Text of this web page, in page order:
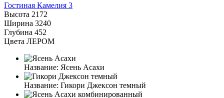
Гостиная Камелия 3
Высота 2172
Ширина 3240
Глубина 452
Цвета ЛЕРОМ
Название: Ясень Асахи
Название: Гикори Джексон темный